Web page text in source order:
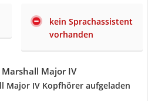
kein Sprachassistent
vorhanden
Major IV
Major IV Kopfhörer aufgeladen